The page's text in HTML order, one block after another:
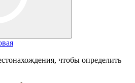
чтобы определить